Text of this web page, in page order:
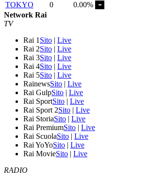
TOKYO
0
0.00%
Network Rai
TV
Rai 1 Sito | Live
Rai 2Sito | Live
Rai 3Sito | Live
Rai 4Sito | Live
Rai 5Sito | Live
RainewsSito | Live
Rai GulpSito | Live
Rai SportSito | Live
Rai Sport 2Sito | Live
Rai StoriaSito | Live
Rai PremiumSito | Live
Rai ScuolaSito | Live
Rai YoYoSito | Live
Rai MovieSito | Live
RADIO